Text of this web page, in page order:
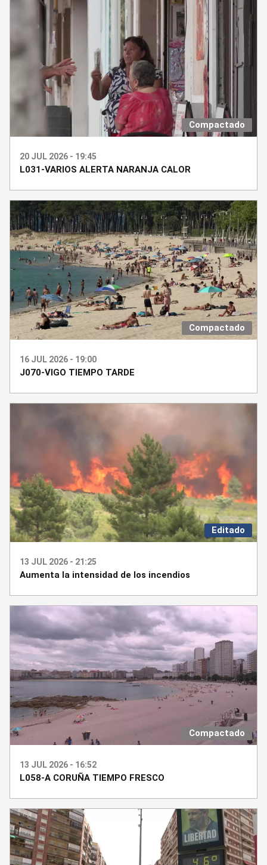
Compactado
20 JUL 2026 - 19:45
L031-VARIOS ALERTA NARANJA CALOR
Compactado
16 JUL 2026 - 19:00
J070-VIGO TIEMPO TARDE
Editado
13 JUL 2026 - 21:25
Aumenta la intensidad de los incendios
Compactado
13 JUL 2026 - 16:52
L058-A CORUÑA TIEMPO FRESCO